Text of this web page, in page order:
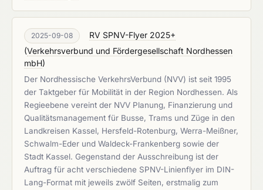
2025-09-08
RV SPNV-Flyer 2025+
(Verkehrsverbund und Fördergesellschaft Nordhessen
mbH)
Der Nordhessische VerkehrsVerbund (NVV) ist seit 1995
der Taktgeber für Mobilität in der Region Nordhessen. Als
Regieebene vereint der NVV Planung, Finanzierung und
Qualitätsmanagement für Busse, Trams und Züge in den
Landkreisen Kassel, Hersfeld-Rotenburg, Werra-Meißner,
Schwalm-Eder und Waldeck-Frankenberg sowie der
Stadt Kassel. Gegenstand der Ausschreibung ist der
Auftrag für acht verschiedene SPNV-Linienflyer im DIN-
Lang-Format mit jeweils zwölf Seiten, erstmalig zum